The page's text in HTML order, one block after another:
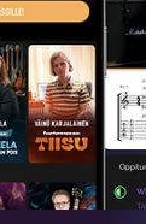
Kokeile
saat
viikon